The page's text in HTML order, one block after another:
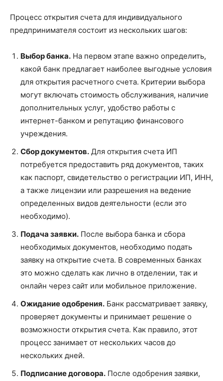
Процесс открытия счета для индивидуального
предпринимателя состоит из нескольких шагов:
Выбор банка. На первом этапе важно определить,
какой банк предлагает наиболее выгодные условия
для открытия расчетного счета. Критерии выбора
могут включать стоимость обслуживания, наличие
дополнительных услуг, удобство работы с
интернет-банком и репутацию финансового
учреждения.
Сбор документов. Для открытия счета ИП
потребуется предоставить ряд документов, таких
как паспорт, свидетельство о регистрации ИП, ИНН,
а также лицензии или разрешения на ведение
определенных видов деятельности (если это
необходимо).
Подача заявки. После выбора банка и сбора
необходимых документов, необходимо подать
заявку на открытие счета. В современных банках
это можно сделать как лично в отделении, так и
онлайн через сайт или мобильное приложение.
Ожидание одобрения. Банк рассматривает заявку,
проверяет документы и принимает решение о
возможности открытия счета. Как правило, этот
процесс занимает от нескольких часов до
нескольких дней.
Подписание договора. После одобрения заявки,